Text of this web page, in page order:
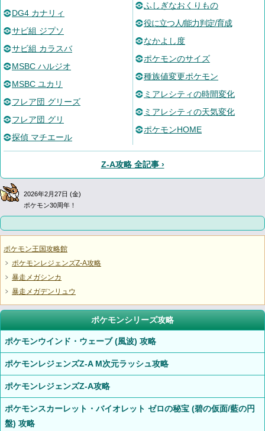
DG4 カナリィ
サビ組 ジプソ
サビ組 カラスバ
MSBC ハルジオ
MSBC ユカリ
フレア団 グリーズ
フレア団 グリ
探偵 マチエール
ふしぎなおくりもの
役に立つ人/能力判定/育成
なかよし度
ポケモンのサイズ
種族値変更ポケモン
ミアレシティの時間変化
ミアレシティの天気変化
ポケモンHOME
Z-A攻略 全記事 ›
2026年2月27日 (金)
ポケモン30周年！
ポケモン王国攻略館
ポケモンレジェンズZ-A攻略
暴走メガシンカ
暴走メガデンリュウ
ポケモンシリーズ攻略
ポケモンウインド・ウェーブ (風波) 攻略
ポケモンレジェンズZ-A M次元ラッシュ攻略
ポケモンレジェンズZ-A攻略
ポケモンスカーレット・バイオレット ゼロの秘宝 (碧の仮面/藍の円
盤) 攻略